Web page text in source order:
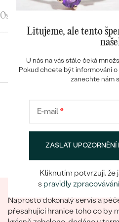
Osazený drahokam
DRUH:
3
KARÁTOVÁ VÁHA:
ROZMĚRY:
1
Konfigurace
POKRAČOVAT
ULOŽIT
Heureka recenze
4.9
Naprosto dokonalý servis a
přesahující hranice toho co by
Litujeme, ale tento
U nás na vás stále čeká
Pokud chcete být informováni
zanechte nám
E-mail*
ZASLAT UPOZORNĚNÍ
Kliknutím potvrzuji, že
s pravidly